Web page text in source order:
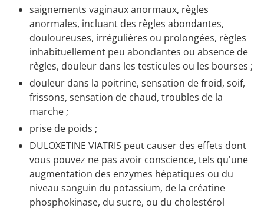
saignements vaginaux anormaux, règles
anormales, incluant des règles abondantes,
douloureuses, irrégulières ou prolongées, règles
inhabituellement peu abondantes ou absence de
règles, douleur dans les testicules ou les bourses ;
douleur dans la poitrine, sensation de froid, soif,
frissons, sensation de chaud, troubles de la
marche ;
prise de poids ;
DULOXETINE VIATRIS peut causer des effets dont
vous pouvez ne pas avoir conscience, tels qu'une
augmentation des enzymes hépatiques ou du
niveau sanguin du potassium, de la créatine
phosphokinase, du sucre, ou du cholestérol